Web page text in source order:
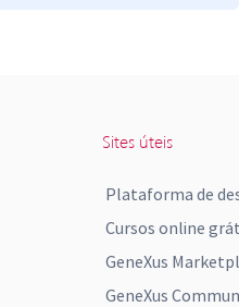
Sites úteis
Plataforma de
Cursos online
GeneXus
GeneXus